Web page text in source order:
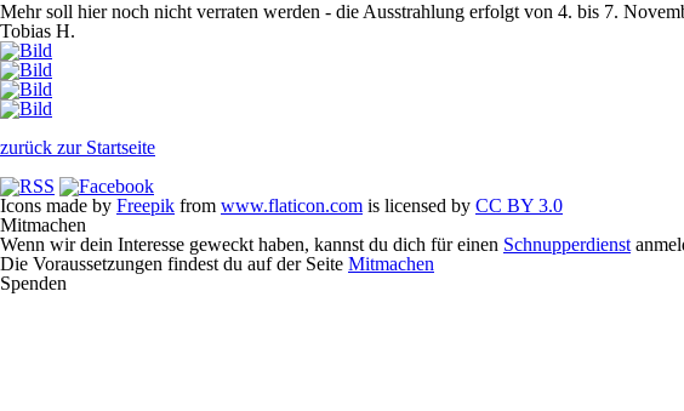
Mehr soll hier noch nicht verraten werden - die Ausstrahlung erfolgt von 4. bis 7.
Tobias H.
zurück zur Startseite
Icons made by Freepik from www.flaticon.com is licensed by CC BY 3.0
Mitmachen
Wenn wir dein Interesse geweckt haben, kannst du dich für einen Schnupperdienst
Die Voraussetzungen findest du auf der Seite Mitmachen
Spenden